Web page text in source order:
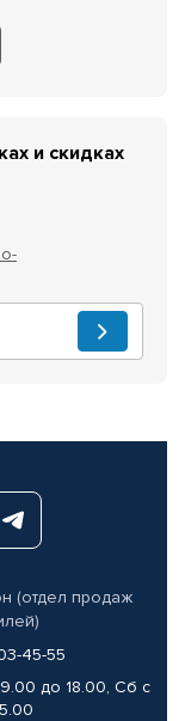
и скидках
(отдел продаж
45-55
до 18.00, Сб с